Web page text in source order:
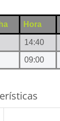
Hora
14:40
09:00